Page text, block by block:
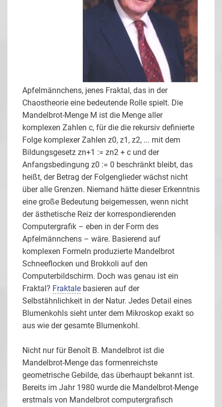
Apfelmännchens, jenes Fraktal, das in der
Chaostheorie eine bedeutende Rolle spielt. Die
Mandelbrot-Menge M ist die Menge aller
komplexen Zahlen c, für die die rekursiv definierte
Folge komplexer Zahlen z0, z1, z2, ... mit dem
Bildungsgesetz zn+1 := zn2 + c und der
Anfangsbedingung z0 := 0 beschränkt bleibt, das
heißt, der Betrag der Folgenglieder wächst nicht
über alle Grenzen. Niemand hätte dieser Erkenntnis
eine große Bedeutung beigemessen, wenn nicht
der ästhetische Reiz der korrespondierenden
Computergrafik – eben in der Form des
Apfelmännchens – wäre. Basierend auf
komplexen Formeln produzierte Mandelbrot
Schneeflocken und Brokkoli auf den
Computerbildschirm. Doch was genau ist ein
Fraktal? Fraktale basieren auf der
Selbstähnlichkeit in der Natur. Jedes Detail eines
Blumenkohls sieht unter dem Mikroskop exakt so
aus wie der gesamte Blumenkohl.
Nicht nur für Benoît B. Mandelbrot ist die
Mandelbrot-Menge das formenreichste
geometrische Gebilde, das überhaupt bekannt ist.
Bereits im Jahr 1980 wurde die Mandelbrot-Menge
erstmals von Mandelbrot computergrafisch